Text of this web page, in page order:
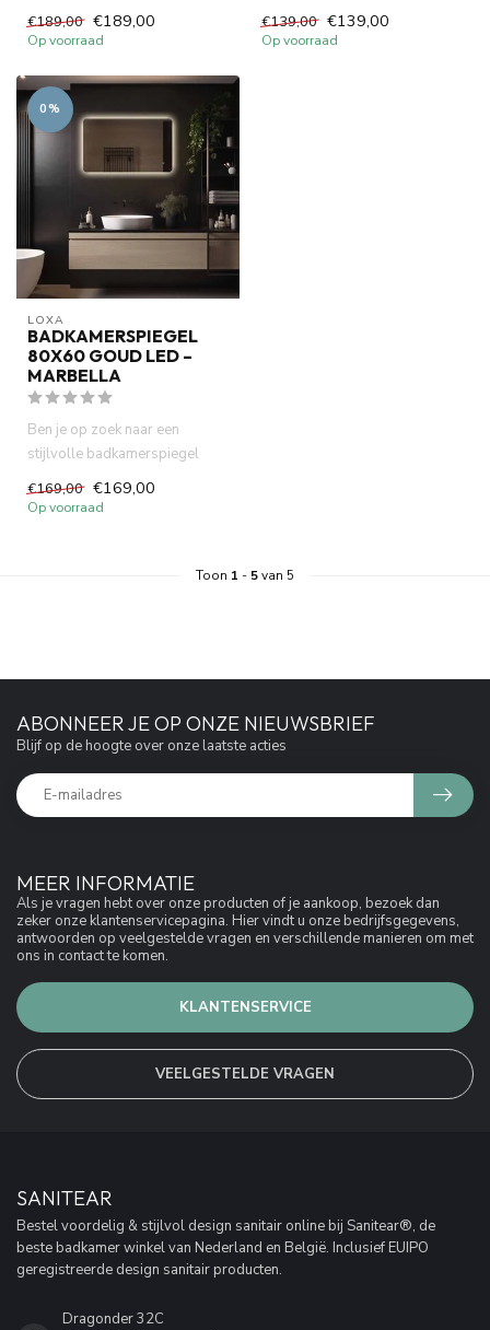
100x60 cm? De LoXa Marbella
c...
€189,00 €189,00
Op voorraad
de perfecte keuze voor wie een
stijlv...
€139,00 €139,00
Op voorraad
0%
LOXA
BADKAMERSPIEGEL
80X60 GOUD LED –
MARBELLA
Ben je op zoek naar een
stijlvolle badkamerspiegel
80x60 cm? De LoXa Marbella
co...
€169,00 €169,00
Op voorraad
Toon 1 - 5van 5
MEER INFORMATIE
Als je vragen hebt over onze producten of je aankoop, bezoek dan
zeker onze klantenservicepagina. Hier vindt u onze bedrijfsgegevens,
antwoorden op veelgestelde vragen en verschillende manieren om met
ons in contact te komen.
KLANTENSERVICE
VEELGESTELDE VRAGEN
ABONNEER JE OP ONZE NIEUWSBRIEF
Blijf op de hoogte over onze laatste acties
SANITEAR
Bestel voordelig & stijlvol design sanitair online bij Sanitear®, de
beste badkamer winkel van Nederland en België. Inclusief EUIPO
geregistreerde design sanitair producten.
Dragonder 32C